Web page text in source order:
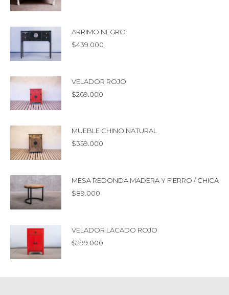
ARRIMO NEGRO
$439.000
VELADOR ROJO
$269.000
MUEBLE CHINO NATURAL
$359.000
MESA REDONDA MADERA Y FIERRO / CHICA
$89.000
VELADOR LACADO ROJO
$299.000